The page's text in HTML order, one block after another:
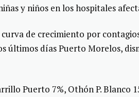
y niños en los hospitales
de crecimiento por
últimos días Puerto Morelos,
Puerto 7%, Othón P. Blanco